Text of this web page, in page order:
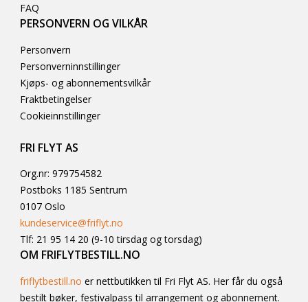
Kort sagt:Få deres egen ekspert – fjellet åpner seg på en helt
ny måte.
Pris per dag:9000,-
Hvilke dager? Fredag og lørdag
Maks antall deltakere per dag
Oppmøte:Avtales med guiden direkte
spade, søkestang som minimum. Avtales med guiden ut fra
Kjøpte billetter refunderes ikke i henhold til angrerettloven og
arrangement med fast dato.
FAQ
PERSONVERN OG VILKÅR
Personvern
Personverninnstillinger
Kjøps- og abonnementsvilkår
Fraktbetingelser
Cookieinnstillinger
FRI FLYT AS
Org.nr: 979754582
Postboks 1185 Sentrum
0107 Oslo
kundeservice@friflyt.no
Tlf: 21 95 14 20 (9-10 tirsdag og torsdag)
OM FRIFLYTBESTILL.NO
friflytbestill.no er nettbutikken til Fri Flyt AS. Her får du også
bestilt bøker, festivalpass til arrangement og abonnement.